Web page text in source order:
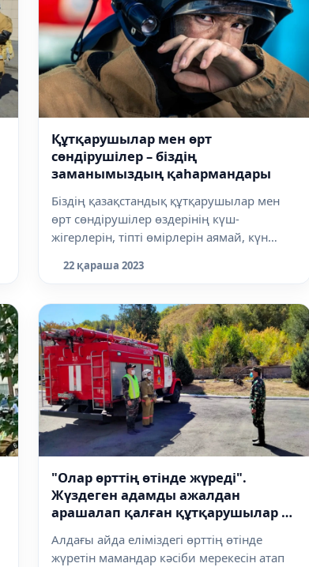
Құтқарушылар мен өрт
сөндірушілер – біздің
заманымыздың қаһармандары
Біздің қазақстандық құтқарушылар мен
өрт сөндірушілер өздерінің күш-
жігерлерін, тіпті өмірлерін аямай, күн
22 қараша 2023
"Олар өрттің өтінде жүреді".
Жүздеген адамды ажалдан
арашалап қалған құтқарушылар не
Алдағы айда еліміздегі өрттің өтінде
жүретін мамандар кәсіби мерекесін атап